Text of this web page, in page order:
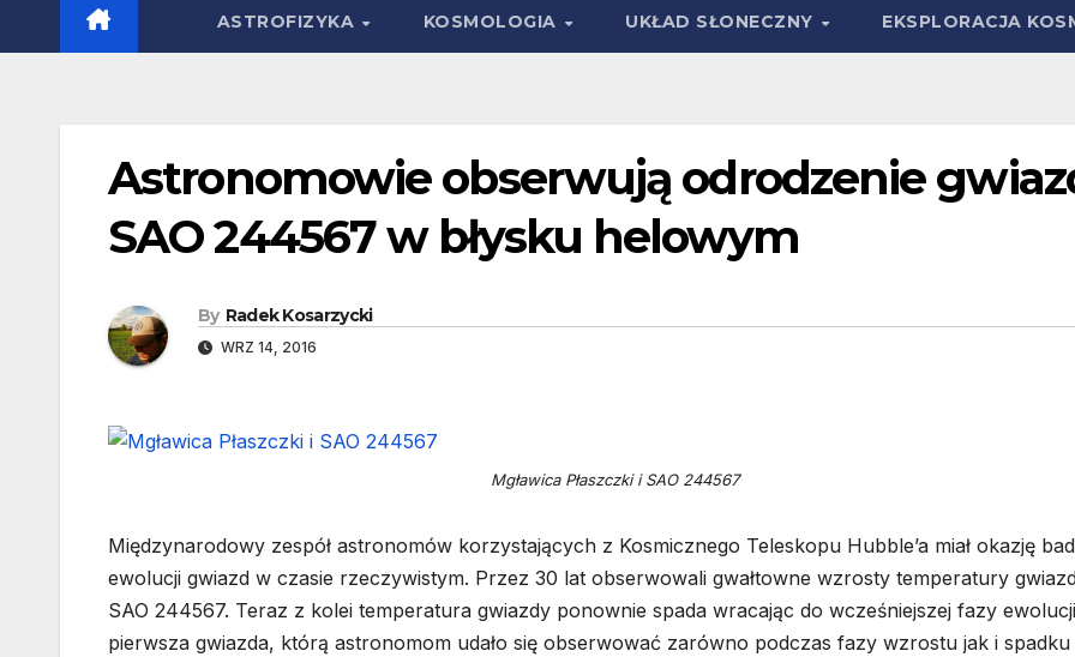
ASTROFIZYKA KOSMOLOGIA UKŁAD SŁONECZNY EKSPLORACJA
Astronomowie obserwują odrodzenie
SAO 244567 w błysku helowym
By Radek Kosarzycki
WRZ 14, 2016
Mgławica Płaszczki i SAO 244567
Międzynarodowy zespół astronomów korzystających z Kosmicznego Teleskopu Hubble’a miał okazję
ewolucji gwiazd w czasie rzeczywistym. Przez 30 lat obserwowali gwałtowne wzrosty temperatury
SAO 244567. Teraz z kolei temperatura gwiazdy ponownie spada wracając do wcześniejszej fazy
pierwsza gwiazda, którą astronomom udało się obserwować zarówno podczas fazy wzrostu jak i spadku